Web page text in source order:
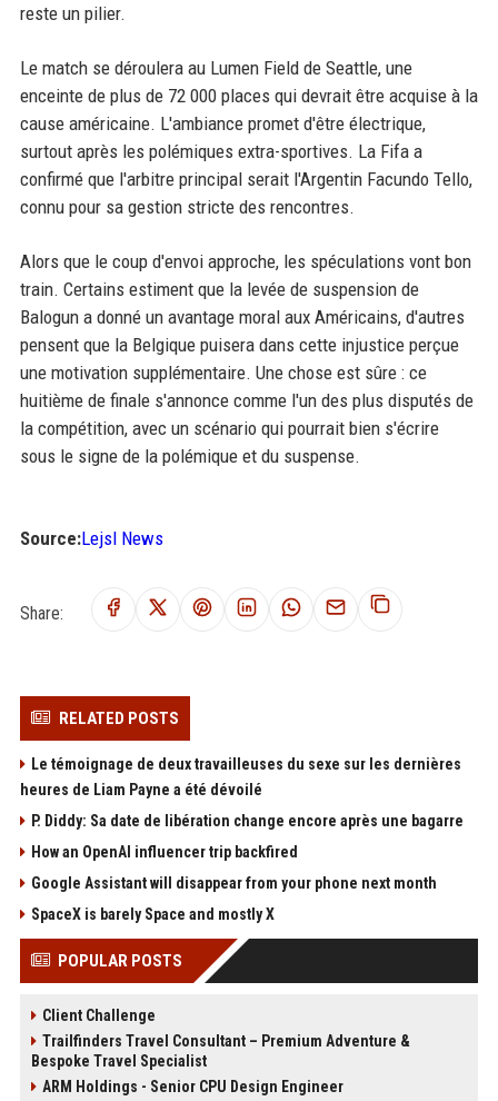
reste un pilier.
Le match se déroulera au Lumen Field de Seattle, une
enceinte de plus de 72 000 places qui devrait être acquise à la
cause américaine. L'ambiance promet d'être électrique,
surtout après les polémiques extra-sportives. La Fifa a
confirmé que l'arbitre principal serait l'Argentin Facundo Tello,
connu pour sa gestion stricte des rencontres.
Alors que le coup d'envoi approche, les spéculations vont bon
train. Certains estiment que la levée de suspension de
Balogun a donné un avantage moral aux Américains, d'autres
pensent que la Belgique puisera dans cette injustice perçue
une motivation supplémentaire. Une chose est sûre : ce
huitième de finale s'annonce comme l'un des plus disputés de
la compétition, avec un scénario qui pourrait bien s'écrire
sous le signe de la polémique et du suspense.
Source:Lejsl News
Share:
RELATED POSTS
Le témoignage de deux travailleuses du sexe sur les dernières
heures de Liam Payne a été dévoilé
P. Diddy: Sa date de libération change encore après une bagarre
How an OpenAI influencer trip backfired
Google Assistant will disappear from your phone next month
SpaceX is barely Space and mostly X
POPULAR POSTS
Client Challenge
Trailfinders Travel Consultant – Premium Adventure &
Bespoke Travel Specialist
ARM Holdings - Senior CPU Design Engineer